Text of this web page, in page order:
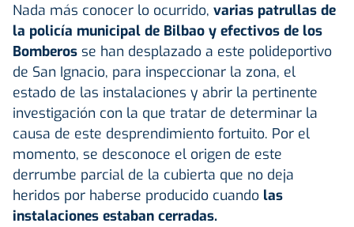
Nada más conocer lo ocurrido, varias patrullas de
la policía municipal de Bilbao y efectivos de los
Bomberos se han desplazado a este polideportivo
de San Ignacio, para inspeccionar la zona, el
estado de las instalaciones y abrir la pertinente
investigación con la que tratar de determinar la
causa de este desprendimiento fortuito. Por el
momento, se desconoce el origen de este
derrumbe parcial de la cubierta que no deja
heridos por haberse producido cuando las
instalaciones estaban cerradas.